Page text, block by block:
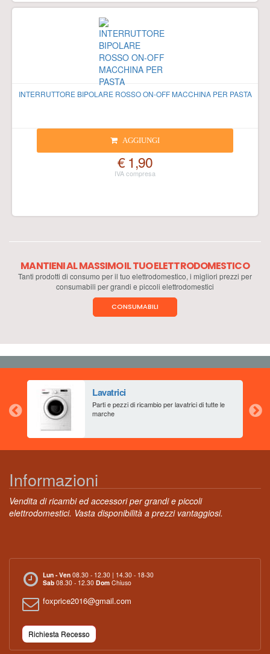
INTERRUTTORE BIPOLARE ROSSO ON-OFF MACCHINA PER PASTA
AGGIUNGI
€ 1,90
MANTIENI AL MASSIMO IL TUO ELETTRODOMESTICO
Tanti prodotti di consumo per il tuo elettrodomestico, i migliori prezzi per
consumabili per grandi e piccoli elettrodomestici
CONSUMABILI
Lavatrici
Parti e pezzi di ricambio per lavatrici di tutte le
marche
Informazioni
Vendita di ricambi ed accessori per grandi e piccoli
elettrodomestici. Vasta disponibilità a prezzi vantaggiosi.
Lun - Ven 08.30 - 12.30 | 14.30 - 18-30
Sab 08.30 - 12.30 Dom Chiuso
foxprice2016@gmail.com
Richiesta Recesso